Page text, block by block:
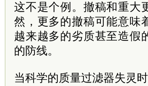
这不是个例。撤稿和重大
然，更多的撤稿可能意味
越来越多的劣质甚至造假
的防线。
当科学的质量过滤器失灵